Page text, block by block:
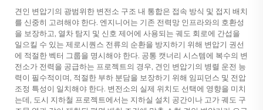
견인 변압기의 광범위한 변전소 구조 내 통합은 접속 방식 및 접지 배치
를 신중히 고려해야 한다. 엔지니어는 기존 전력망 인프라와의 호환성
을 보장하고, 열차 탐지 및 신호 제어에 사용되는 궤도 회로에 간섭을
일으킬 수 있는 제로시퀀스 전류의 순환을 방지하기 위해 변압기 권선
에 적절한 벡터 그룹을 명시해야 한다. 공통 캣너리 시스템에 복수의 변
전소가 전력을 공급하는 프로젝트의 경우, 견인 변압기의 병렬 운전 능
력이 필수적이며, 적절한 부하 분담을 보장하기 위해 임피던스 및 전압
조정 특성이 일치해야 한다. 변전소의 실제 위치도 선택에 영향을 미치
는데, 도시 지하철 프로젝트에서는 지하실 설치 공간이나 고가 궤도 구